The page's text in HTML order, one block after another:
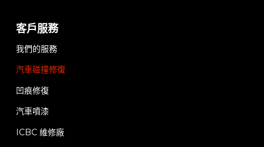
客戶服務
我們的服務
汽車碰撞修復
凹痕修復
汽車噴漆
ICBC 維修廠